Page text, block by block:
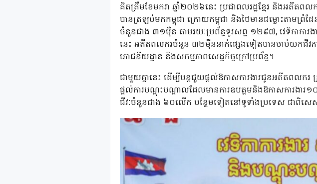
គិតត្រឹមខែមករា ឆ្នាំ២០២៦នេះ ប្រជាពលរដ្ឋខ្មែរ និងអតី
បានត្រឡប់មកកម្ពុជា ក្រោយកម្ពុជា និងថៃមានជម្លោះតាមព្រំ
ចំនួនជាង ៣១ម៉ឺន តាមរយៈប្រព័ន្ធទូរសព្ទ ១២៩៧, វេទិកាការងា
នេះ អតីតពលករចំនួន ៣២ម៉ឺននាក់ផ្សេងទៀតបានចាប់យកជីវភា
ភោជនីយដ្ឋាន និងសកម្មភាពសេដ្ឋកិច្ចក្រៅប្រព័ន្ធ។
ជាមួយគ្នានេះ ដើម្បីបន្តជួយផ្តល់ឱកាសការងារជូនអតីតពលក
ផ្តល់ការបណ្តុះបណ្តាលដែលមានការឧបត្ថមនិងឱកាសការងារ១
ជីវៈចំនួនជាង ៦០លើក បន្ថែមទៀតនៅទូទាំងប្រទេស ជាពិសេ